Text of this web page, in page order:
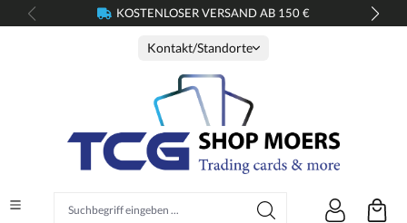
springen KOSTENLOSER VERSAND AB 150 €
Kontakt/Standorte